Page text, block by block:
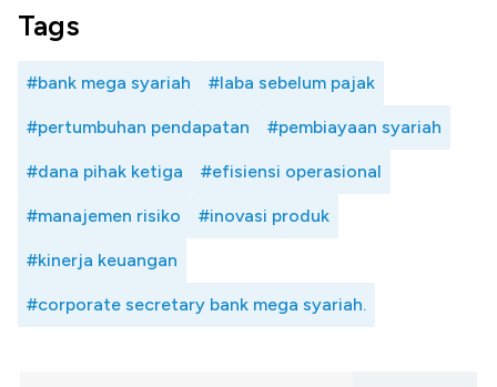
Tags
#bank mega syariah #laba sebelum pajak
#pertumbuhan pendapatan #pembiayaan syariah
#dana pihak ketiga #efisiensi operasional
#manajemen risiko #inovasi produk
#kinerja keuangan
#corporate secretary bank mega syariah.